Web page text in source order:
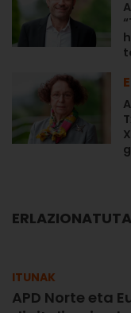
ITUNAK
APD Norte eta